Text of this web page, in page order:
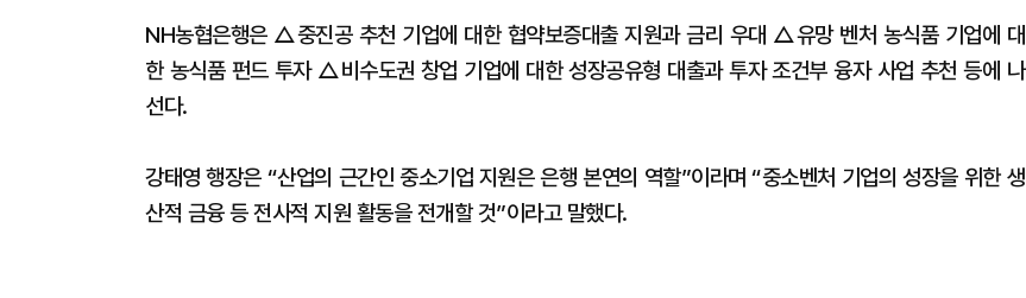
NH농협은행은 △중진공 추천 기업에 대한 협약보증대출 지원과 금리 우대 △유망 벤처 농식품 기업에 대
한 농식품 펀드 투자 △비수도권 창업 기업에 대한 성장공유형 대출과 투자 조건부 융자 사업 추천 등에 나
선다.
강태영 행장은 “산업의 근간인 중소기업 지원은 은행 본연의 역할”이라며 “중소벤처 기업의 성장을 위한 생
산적 금융 등 전사적 지원 활동을 전개할 것”이라고 말했다.